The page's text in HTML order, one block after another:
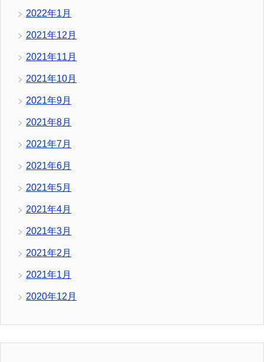
2022年1月
2021年12月
2021年11月
2021年10月
2021年9月
2021年8月
2021年7月
2021年6月
2021年5月
2021年4月
2021年3月
2021年2月
2021年1月
2020年12月